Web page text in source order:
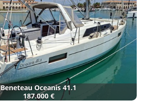
Beneteau Oceanis 41.1
187.000 €